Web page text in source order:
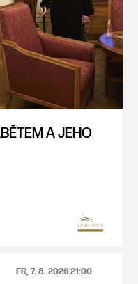
A JEHO
FR, 7. 8. 202621:00